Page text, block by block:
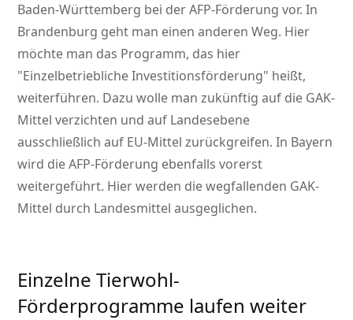
Baden-Württemberg bei der AFP-Förderung vor. In
Brandenburg geht man einen anderen Weg. Hier
möchte man das Programm, das hier
Einzelbetriebliche Investitionsförderung heißt,
weiterführen. Dazu wolle man zukünftig auf die GAK-
Mittel verzichten und auf Landesebene
ausschließlich auf EU-Mittel zurückgreifen. In Bayern
wird die AFP-Förderung ebenfalls vorerst
weitergeführt. Hier werden die wegfallenden GAK-
Mittel durch Landesmittel ausgeglichen.
Einzelne Tierwohl-
Förderprogramme laufen weiter